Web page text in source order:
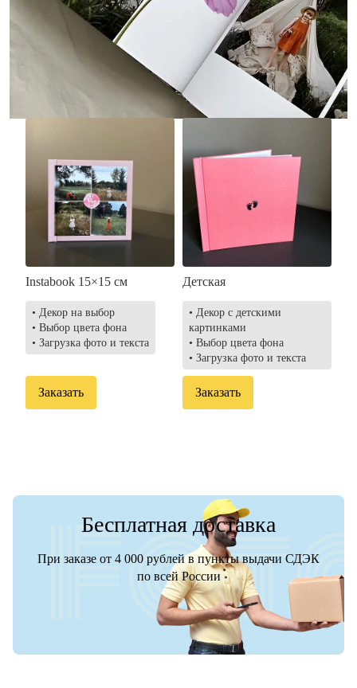
• Выбор цвета фона
• Загрузка фото и текста
акварельных красок
• Выбор цвета фона
• Загрузка фото и текста
Instabook 15×15 см
• Декор на выбор
• Выбор цвета фона
• Загрузка фото и текста
Заказать
Детская
• Декор с детскими
картинками
• Выбор цвета фона
• Загрузка фото и текста
Заказать
Бесплатная доставка
При заказе от 4 000 рублей в пункты выдачи СДЭК
по всей России